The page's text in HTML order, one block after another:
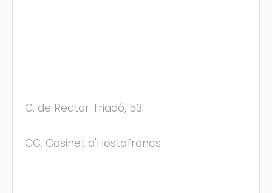
C. de Rector Triadó, 53
CC. Casinet d'Hostafrancs